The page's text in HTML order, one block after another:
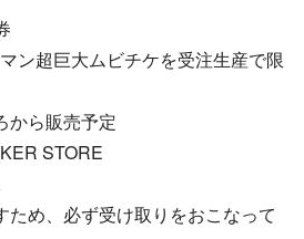
ン超巨大ムビチケを受注生産で限
から販売予定
STORE
ため、必ず受け取りをおこなって